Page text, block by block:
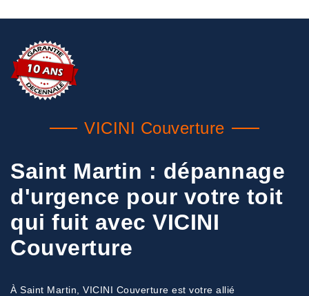
VICINI Couverture
Saint Martin : dépannage
d'urgence pour votre toit
qui fuit avec VICINI
Couverture
À Saint Martin, VICINI Couverture est votre allié